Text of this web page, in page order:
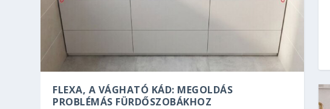
FLEXA, A VÁGHATÓ KÁD: MEGOLDÁS
PROBLÉMÁS FÜRDŐSZOBÁKHOZ